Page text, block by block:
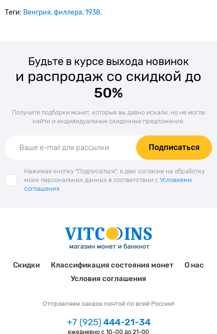
Теги: Венгрия филлера 1938
Будьте в курсе выхода новинок
и распродаж со скидкой до
50%
Получите подборки монет, которые вы давно искали, но не могли
найти и индивидуальные скидочные предложения.
Подписаться
Нажимая кнопку "Подписаться", я даю согласие на обработку
моих персональных данных в соответствии с Условиями
соглашения
Скидки Классификация состояния монет
О нас
Условия соглашения
Отправляем заказы почтой по всей России!
+7 (925)444-21-34
ежедневно с 10-00 до 21-00